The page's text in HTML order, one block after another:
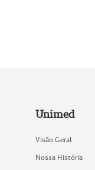
Unimed
Visão Geral
Nossa História